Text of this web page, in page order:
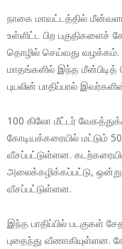
நாகை மாவட்டத்தில் மீன்வளம்
உள்ளிட்ட பிற பகுதிகளைச்
தொழில் செய்வது வழக்கம்.
மாதங்களில் இந்த
புயலின் பாதிப்பால்
100 கிலோ மீட்டர்
கோடியக்கரையில் மட்டும்
வீசப்பட்டுள்ளன.
அலைக்கழிக்கப்பட்டு,
வீசப்பட்டுள்ளன.
இந்த பாதிப்பில் படகுகள்
புதைந்து வீணாகியுள்ளன.